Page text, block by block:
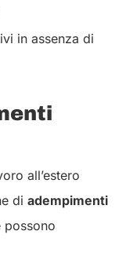
in assenza di
all’estero
di adempimenti
possono